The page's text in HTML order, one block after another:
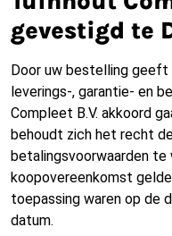
gevestigd te
Door uw bestelling
leverings-, garantie- en
Compleet B.V. akkoord
behoudt zich het recht
betalingsvoorwaarden te
koopovereenkomst
toepassing waren op de
datum.